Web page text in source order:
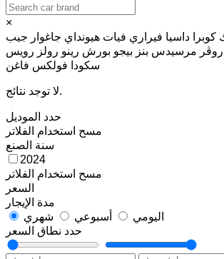
×
كوبرا داسيا فيراري فيات هيونداي جاغوار جيب
روڤر مرسيدس بنز بيجو بورش رينو رولز رويس
سكودا فولكس فاغن
لا توجد نتائج.
حدد الموديل
مسح استخدام الفلاتر
سنة الصنع
2024
مسح استخدام الفلاتر
السعر
مدة الإيجار
اليومي
أسبوعي
شهري
حدد نطاق السعر